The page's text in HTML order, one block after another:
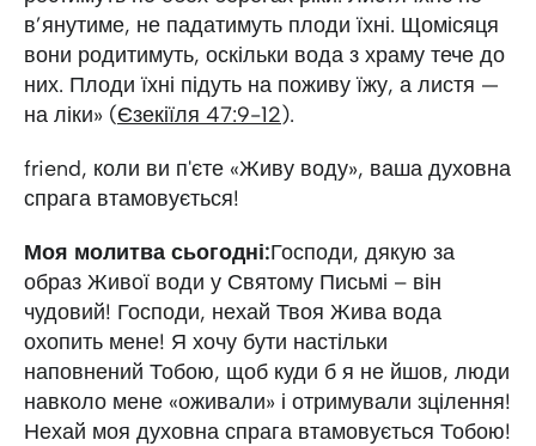
в’янутиме, не падатимуть плоди їхні. Щомісяця
вони родитимуть, оскільки вода з храму тече до
них. Плоди їхні підуть на поживу їжу, а листя —
на ліки» (Єзекіїля 47:9-12).
friend, коли ви п'єте «Живу воду», ваша духовна
спрага втамовується!
Моя молитва сьогодні:Господи, дякую за
образ Живої води у Святому Письмі – він
чудовий! Господи, нехай Твоя Жива вода
охопить мене! Я хочу бути настільки
наповнений Тобою, щоб куди б я не йшов, люди
навколо мене «оживали» і отримували зцілення!
Нехай моя духовна спрага втамовується Тобою!